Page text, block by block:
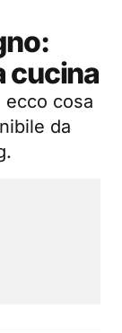
cucina
ecco cosa
da